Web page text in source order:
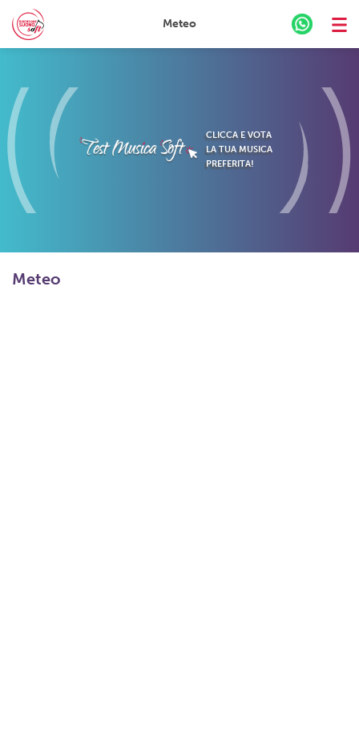
Meteo
CLICCA E VOTA
LA TUA MUSICA
PREFERITA!
Meteo